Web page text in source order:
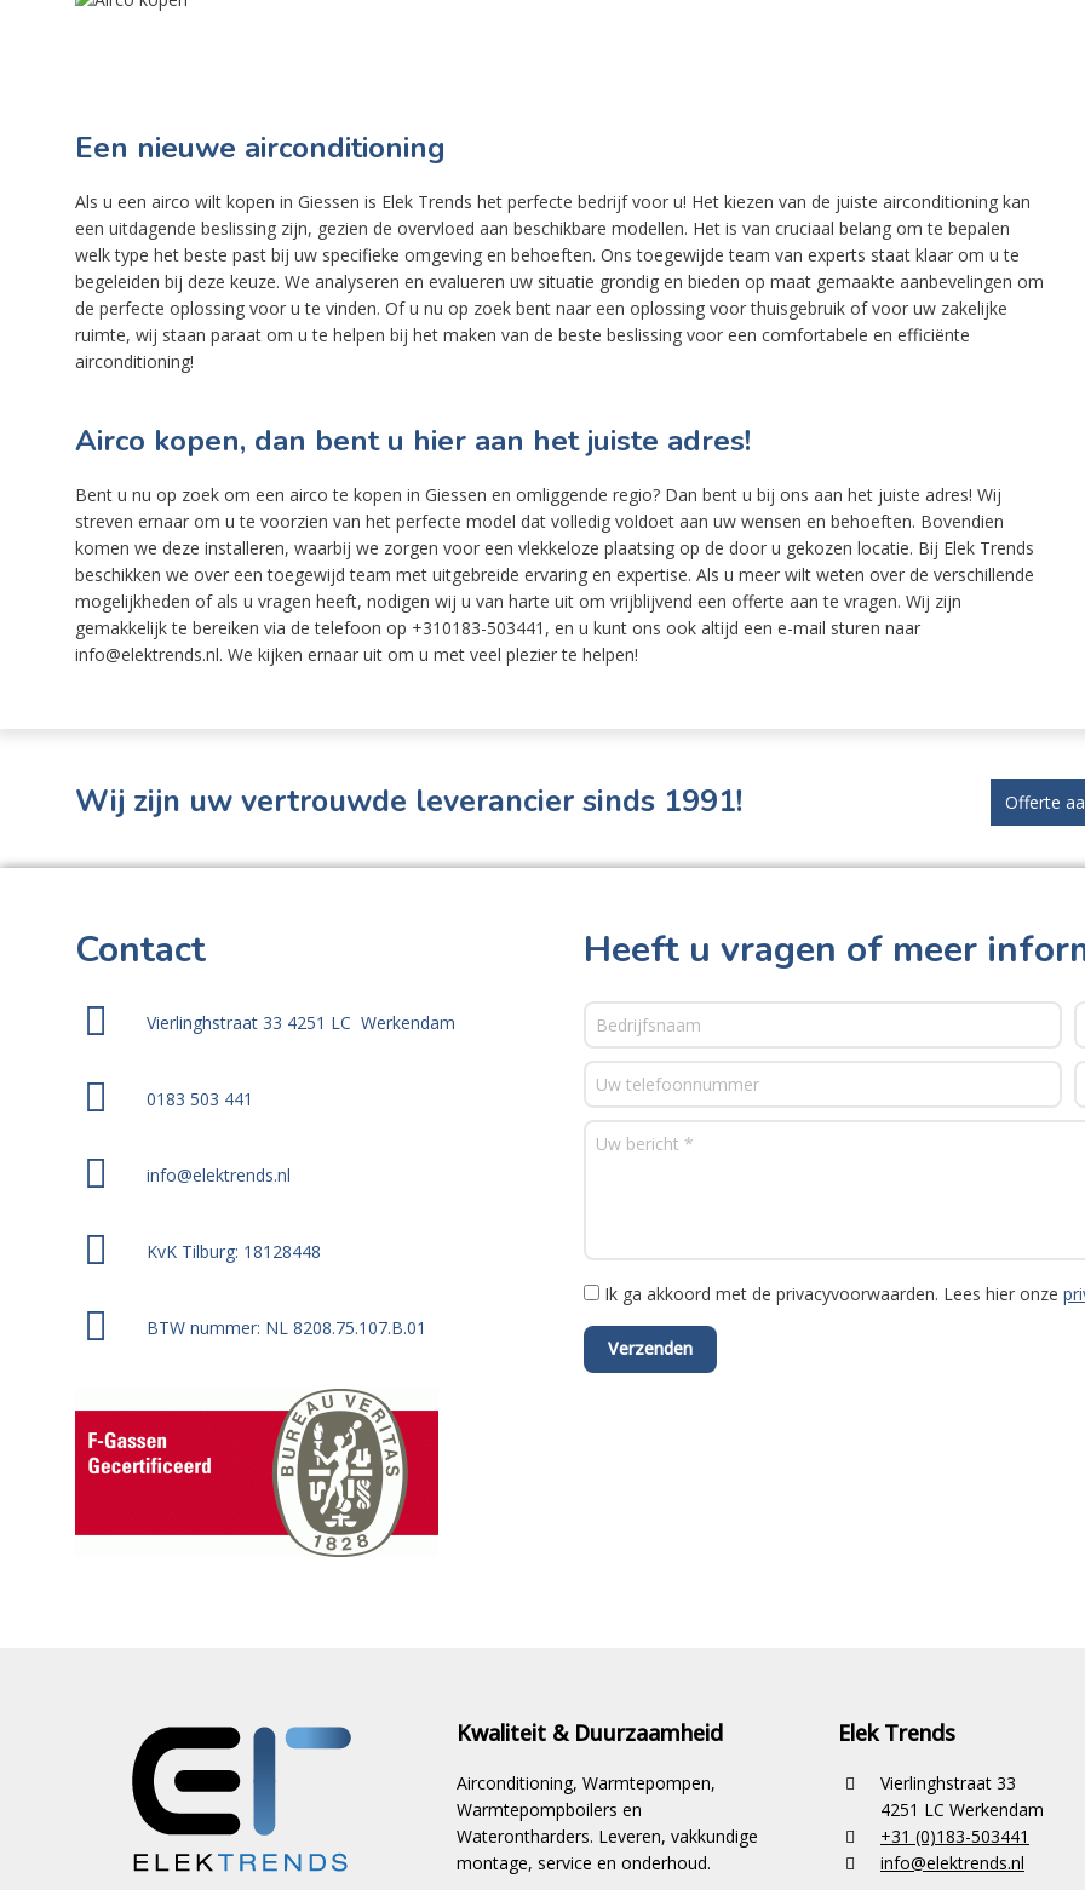
Een nieuwe airconditioning
Als u een airco wilt kopen in Giessen is Elek Trends het perfecte bedrijf voor u! Het kiezen van de juiste airconditioning kan
een uitdagende beslissing zijn, gezien de overvloed aan beschikbare modellen. Het is van cruciaal belang om te bepalen
welk type het beste past bij uw specifieke omgeving en behoeften. Ons toegewijde team van experts staat klaar om u te
begeleiden bij deze keuze. We analyseren en evalueren uw situatie grondig en bieden op maat gemaakte aanbevelingen om
de perfecte oplossing voor u te vinden. Of u nu op zoek bent naar een oplossing voor thuisgebruik of voor uw zakelijke
ruimte, wij staan paraat om u te helpen bij het maken van de beste beslissing voor een comfortabele en efficiënte
airconditioning!
Airco kopen, dan bent u hier aan het juiste adres!
Bent u nu op zoek om een airco te kopen in Giessen en omliggende regio? Dan bent u bij ons aan het juiste adres! Wij
streven ernaar om u te voorzien van het perfecte model dat volledig voldoet aan uw wensen en behoeften. Bovendien
komen we deze installeren, waarbij we zorgen voor een vlekkeloze plaatsing op de door u gekozen locatie. Bij Elek Trends
beschikken we over een toegewijd team met uitgebreide ervaring en expertise. Als u meer wilt weten over de verschillende
mogelijkheden of als u vragen heeft, nodigen wij u van harte uit om vrijblijvend een offerte aan te vragen. Wij zijn
gemakkelijk te bereiken via de telefoon op +310183-503441, en u kunt ons ook altijd een e-mail sturen naar
info@elektrends.nl. We kijken ernaar uit om u met veel plezier te helpen!
Wij zijn uw vertrouwde leverancier sinds 1991! Offerte
Contact
Vierlinghstraat 33 4251 LC Werkendam
0183 503 441
info@elektrends.nl
KvK Tilburg: 18128448
BTW nummer: NL 8208.75.107.B.01
Heeft u vragen of meer
Ik ga akkoord met de privacyvoorwaarden. Lees hier onze
Kwaliteit & Duurzaamheid
Airconditioning, Warmtepompen,
Warmtepompboilers en
Waterontharders. Leveren, vakkundige
montage, service en onderhoud.
Elek Trends
Vierlinghstraat 33
4251 LC Werkendam
+31 (0)183-503441
info@elektrends.nl